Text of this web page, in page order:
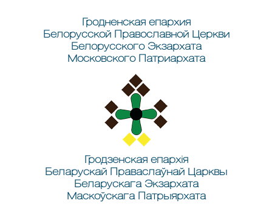
Гродненская епархия
Белорусской Православной Церкви
Белорусского Экзархата
Московского Патриархата
Гродзенская епархія
Беларускай Праваслаўнай Царквы
Беларускага Экзархата
Маскоўскага Патрыярхата